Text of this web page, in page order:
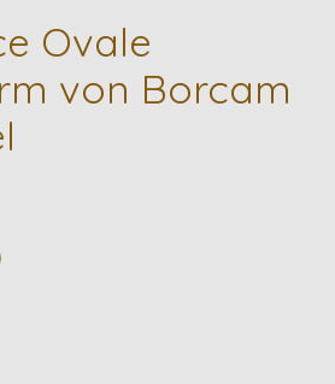
Ovale
von Borcam
Produkts ist